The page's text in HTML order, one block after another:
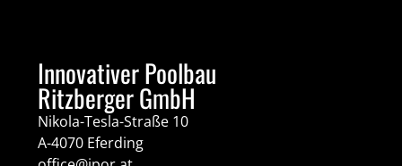
Innovativer Poolbau
Ritzberger GmbH
Nikola-Tesla-Straße 10
A-4070 Eferding